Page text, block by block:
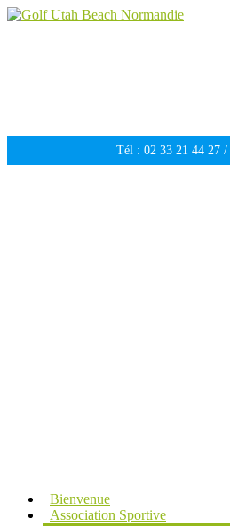
Tél : 02 33 21 44 27 /
Bienvenue
Association Sportive